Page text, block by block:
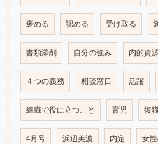
褒める 認める 受け取る
書類添削 自分の強み 内的資
４つの義務 相談窓口 活躍
組織で役に立つこと 育児 復
4月号 浜辺美波 内定 女